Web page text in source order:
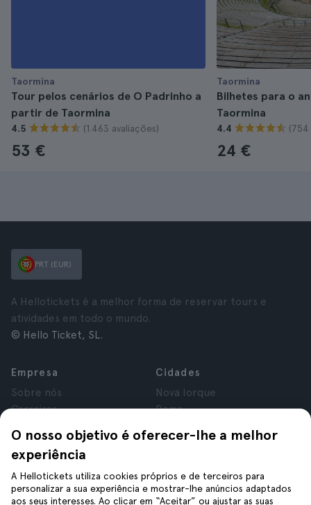
Taormina
Tour pelos cenários de O Padrinho a
partir de Taormina
4.5 (1.463 avaliações)
53 €
Taormina
Bilhetes para o
Taormina
4.4 (754
24 €
O nosso objetivo é oferecer-lhe a melhor
experiência
A Hellotickets utiliza cookies próprios e de terceiros para
personalizar a sua experiência e mostrar-lhe anúncios adaptados
aos seus interesses. Ao clicar em “Aceitar” ou ajustar as suas
PRT (EUR)
A Hellotickets é a melhor forma de reservar tours e
atividades em todo o mundo.
© Hello Ticket, SL.
Empresa
Sobre nós
Carreiras
Avaliações
Privacidade
Termos e Condições
Aviso Legal
Cidades
Nova Iorque
Roma
Londres
Cracóvia
Tenerife